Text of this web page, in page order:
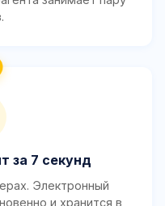
за 7 секунд
Электронный
и хранится в